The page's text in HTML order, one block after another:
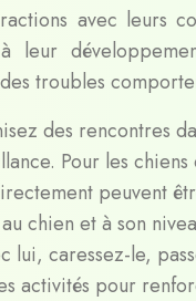
avec leurs
troubles
des rencontres
Pour les
peuvent
chien et à son
lui, caressez-le,
activités pour